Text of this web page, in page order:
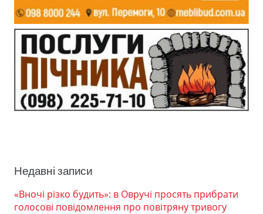
Недавні записи
«Вночі різко будить»: в Овручі просять прибрати
голосові повідомлення про повітряну тривогу